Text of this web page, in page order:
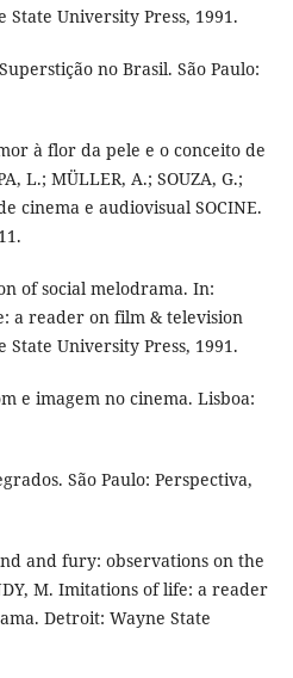
University Press, 1991.
no Brasil. São Paulo:
à flor da pele e o conceito de
L.; MÜLLER, A.; SOUZA, G.;
cinema e audiovisual SOCINE.
of social melodrama. In:
a reader on film & television
University Press, 1991.
e imagem no cinema. Lisboa:
São Paulo: Perspectiva,
and fury: observations on the
M. Imitations of life: a reader
Detroit: Wayne State